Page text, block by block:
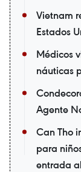
Vietnam
Estados
Médicos
náuticas
Agente
Can Tho
para
entrada